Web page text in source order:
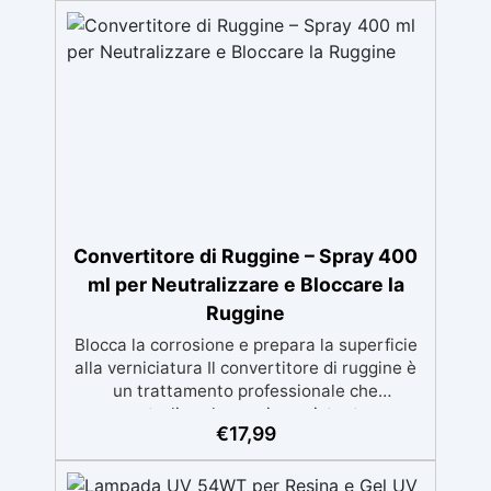
perfetto per preparare superfici e
attrezzature. ✅ Effetti Decorativi: Spruzzato
sulla resina, aiuta a eliminare le bolle d'aria e
lontano da fonti di calore o fiamme.
Convertitore di Ruggine – Spray 400
ml per Neutralizzare e Bloccare la
Ruggine
Blocca la corrosione e prepara la superficie
alla verniciatura Il convertitore di ruggine è
un trattamento professionale che
neutralizza la ruggine esistente,
trasformandola in uno strato nero protettivo
e stabile. In un solo passaggio blocca la
corrosione, sigilla la superficie e la rende
€17,99